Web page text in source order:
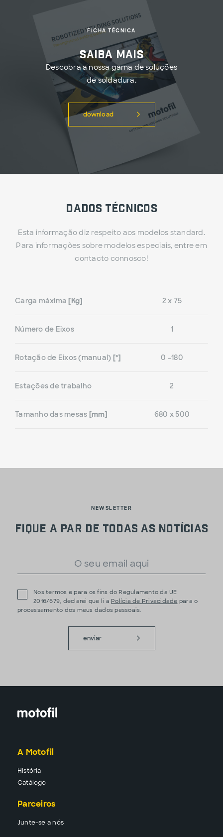
FICHA TÉCNICA
Saiba mais
Descobra a nossa gama de soluções
de soldadura.
download
Dados técnicos
Esta informação diz respeito aos modelos standard.
Para informações sobre modelos especiais, entre em
contacto connosco!
Carga máxima[Kg] 2 x 75
Número de Eixos 1
Rotação de Eixos (manual) [º] 0 -180
Estações de trabalho 2
Tamanho das mesas [mm] 680 x 500
NEWSLETTER
Fique a par de todas as notícias
Nos termos e para os fins do Regulamento da UE
2016/679, declarei que li a Polícia de Privacidade para o
processamento dos meus dados pessoais.
enviar
A Motofil
História
Catálogo
Parceiros
Junte-se a nós